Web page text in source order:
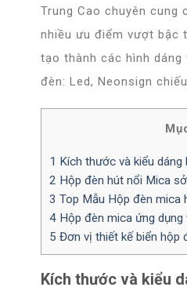
Trung Cao chuyên cung
nhiều ưu điểm vượt bậc
tạo thành các hình
đèn: Led, Neonsign
1 Kích thước và kiểu
2 Hộp đèn hút nổi Mica
3 Top Mẫu Hộp đèn mica
4 Hộp đèn mica ứng
5 Đơn vị thiết kế biển hộp
Kích thước và kiểu